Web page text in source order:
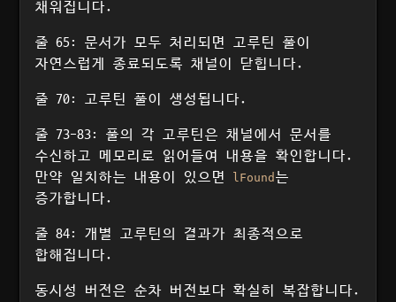
채워집니다.
줄 65: 문서가 모두 처리되면 고루틴 풀이
자연스럽게 종료되도록 채널이 닫힙니다.
줄 70: 고루틴 풀이 생성됩니다.
줄 73-83: 풀의 각 고루틴은 채널에서 문서를
수신하고 메모리로 읽어들여 내용을 확인합니다.
만약 일치하는 내용이 있으면
lFound 는
증가합니다.
줄 84: 개별 고루틴의 결과가 최종적으로
합해집니다.
동시성 버전은 순차 버전보다 확실히 복잡합니다.